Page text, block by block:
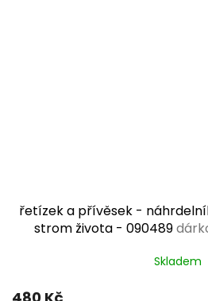
řetízek a přívěsek -
strom života - 090489
Skladem